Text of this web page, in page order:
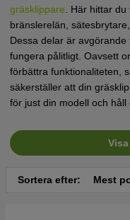
gräsklippare . Här hittar
bränslerelän,
Dessa delar är
fungera pålitligt. Oavsett
förbättra funktionaliteten,
säkerställer att din
för just din modell och
Sortera efter: Mest